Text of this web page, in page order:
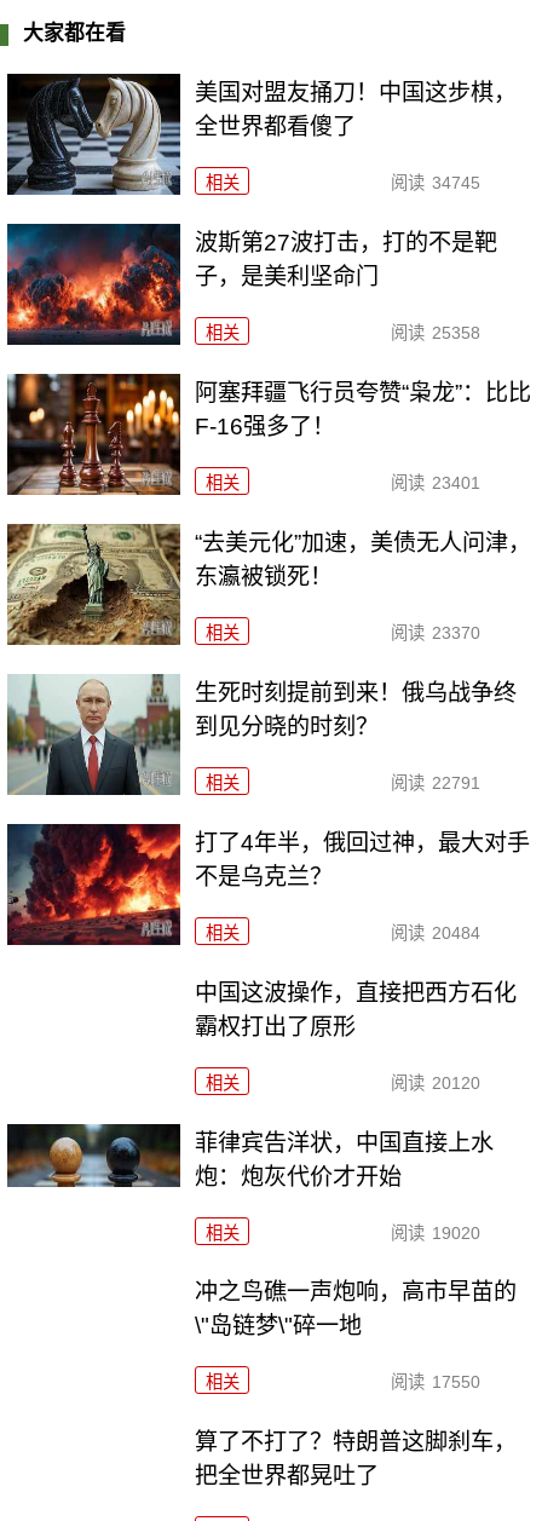
大家都在看
美国对盟友捅刀！中国这步棋，
全世界都看傻了
相关 阅读 34745
波斯第27波打击，打的不是靶
子，是美利坚命门
相关 阅读 25358
阿塞拜疆飞行员夸赞“枭龙”：比比
F-16强多了！
相关 阅读 23401
“去美元化”加速，美债无人问津，
东瀛被锁死！
相关 阅读 23370
生死时刻提前到来！俄乌战争终
到见分晓的时刻？
相关 阅读 22791
打了4年半，俄回过神，最大对手
不是乌克兰？
相关 阅读 20484
中国这波操作，直接把西方石化
霸权打出了原形
相关 阅读 20120
菲律宾告洋状，中国直接上水
炮：炮灰代价才开始
相关 阅读 19020
冲之鸟礁一声炮响，高市早苗的
\"岛链梦\"碎一地
相关 阅读 17550
算了不打了？特朗普这脚刹车，
把全世界都晃吐了